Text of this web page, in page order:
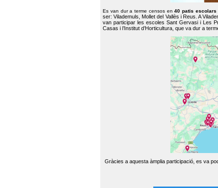
Es van dur a terme censos en40 patis escolars
ser: Vilademuls, Mollet del Vallès i Reus. A
van participar les escoles Sant Gervasi i Les
Casas i l’Institut d’Horticultura, que va dur a
Gràcies a aquesta àmplia participació, es va